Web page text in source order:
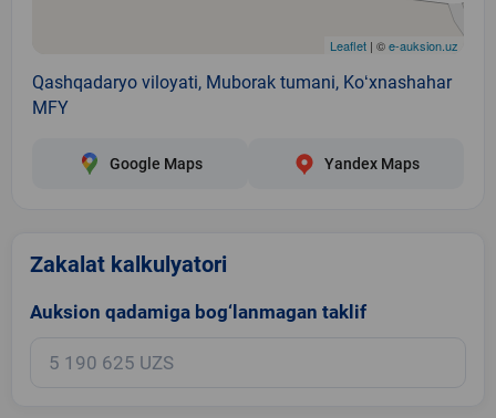
Leaflet | ©e-auksion.uz
Qashqadaryo viloyati, Muborak tumani, Koʻxnashahar
MFY
Google Maps Yandex Maps
Zakalat kalkulyatori
Auksion qadamiga bog‘lanmagan taklif